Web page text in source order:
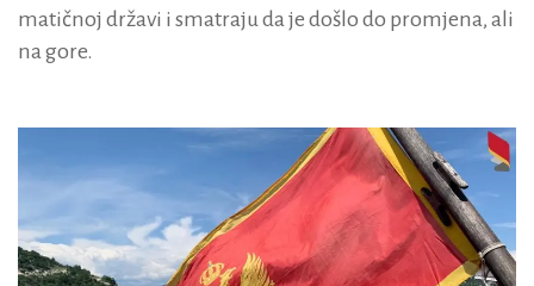
matičnoj državi i smatraju da je došlo do promjena, ali
na gore.